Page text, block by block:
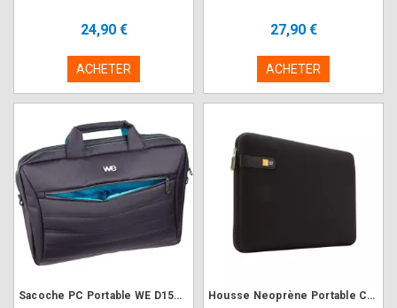
24,90 €
ACHETER
27,90 €
ACHETER
Sacoche PC Portable WE D15N2 Design V2 15.6-16" Nylon Noir Housse Neoprène Portable Case Logic LAPS114K Noir 14"